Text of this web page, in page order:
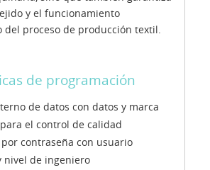
y el funcionamiento
proceso de producción textil.
de programación
de datos con datos y marca
el control de calidad
contraseña con usuario
nivel de ingeniero